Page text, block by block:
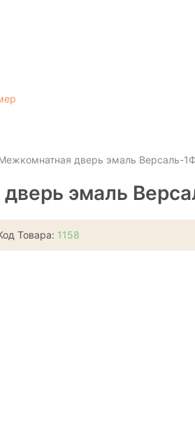
дверь эмаль Версаль-
эмаль
Товара: 1158